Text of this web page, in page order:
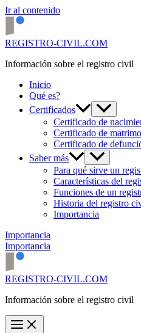
Ir al contenido
REGISTRO-CIVIL.COM
Información sobre el registro civil
Inicio
Qué es?
Certificados
Certificado de
Certificado de
Certificado de
Saber más
Para qué sirve un
Características del
Funciones de un
Historia del registro
Importancia
Importancia
Importancia
REGISTRO-CIVIL.COM
Información sobre el registro civil